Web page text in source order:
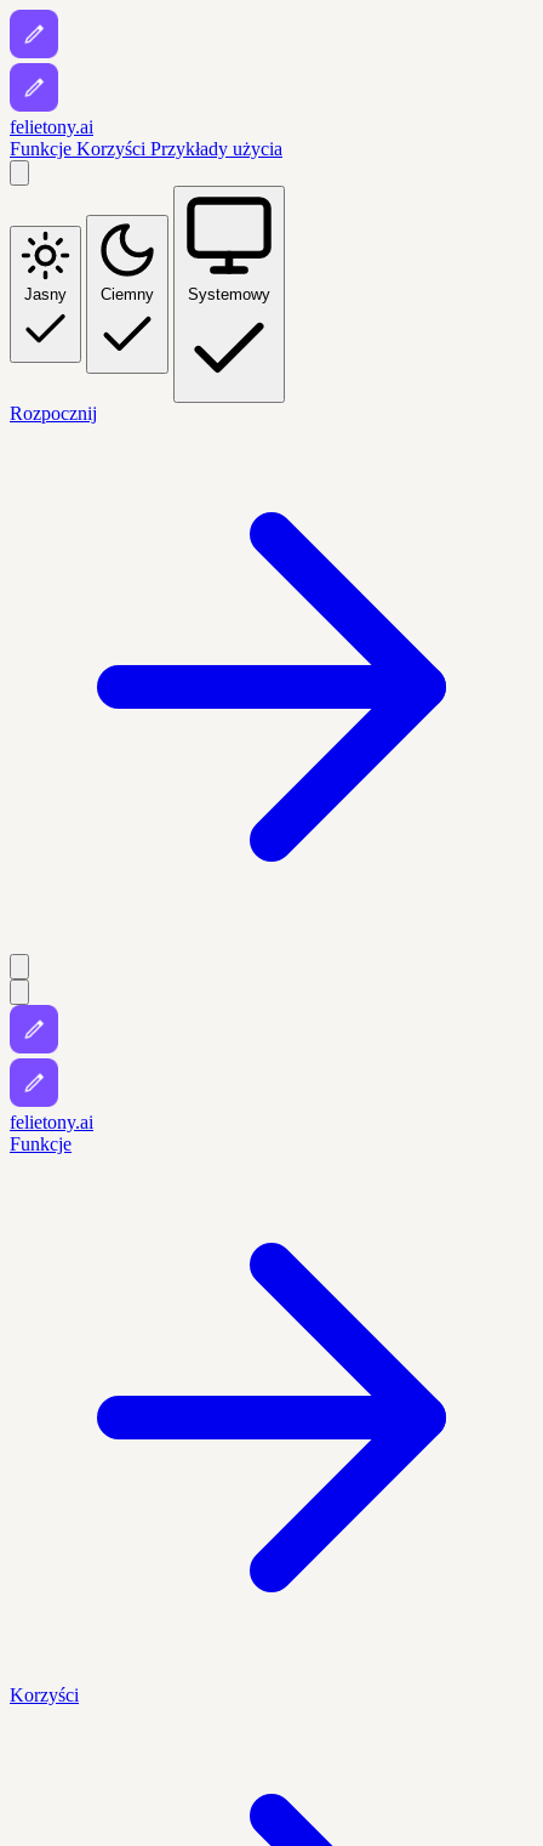
felietony.ai
Funkcje Korzyści Przykłady użycia
Jasny Ciemny Systemowy
Rozpocznij
felietony.ai
Funkcje
Korzyści